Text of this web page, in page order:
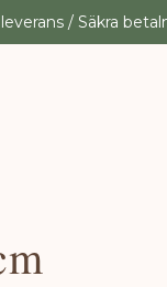
/ Säkra